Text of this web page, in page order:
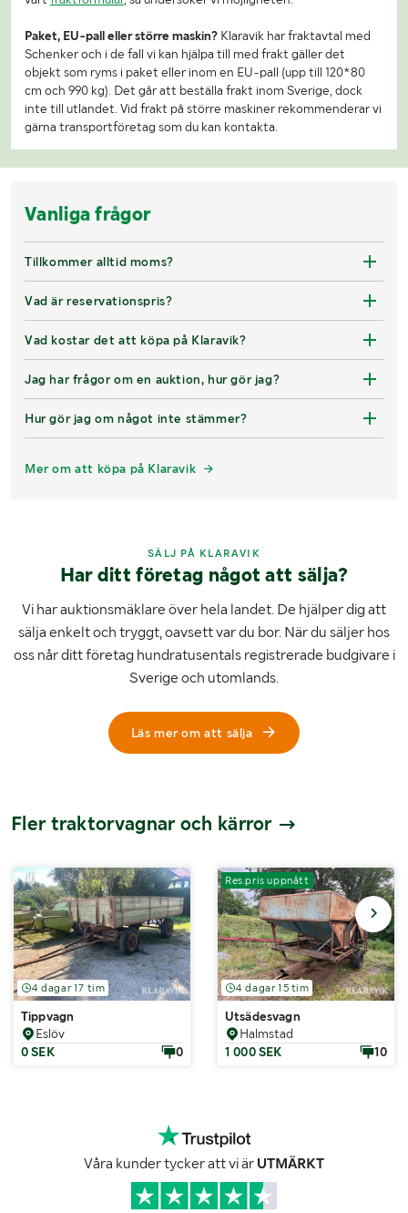
Paket, EU-pall eller större maskin? Klaravik har fraktavtal med
Schenker och i de fall vi kan hjälpa till med frakt gäller det
objekt som ryms i paket eller inom en EU-pall (upp till 120*80
cm och 990 kg). Det går att beställa frakt inom Sverige, dock
inte till utlandet. Vid frakt på större maskiner rekommenderar vi
gärna transportföretag som du kan kontakta.
Vanliga frågor
Tillkommer alltid moms?
Vad är reservationspris?
Vad kostar det att köpa på Klaravik?
Jag har frågor om en auktion, hur gör jag?
Hur gör jag om något inte stämmer?
Mer om att köpa på Klaravik
SÄLJ PÅ KLARAVIK
Har ditt företag något att sälja?
Vi har auktionsmäklare över hela landet. De hjälper dig att
sälja enkelt och tryggt, oavsett var du bor. När du säljer hos
oss når ditt företag hundratusentals registrerade budgivare i
Sverige och utomlands.
Läs mer om att sälja
Fler traktorvagnar och kärror
4 dagar 17 tim
Tippvagn
Eslöv
0 SEK
0
Res.pris uppnått
4 dagar 15 tim
Utsädesvagn
Halmstad
1 000 SEK
10
Våra kunder tycker att vi är UTMÄRKT